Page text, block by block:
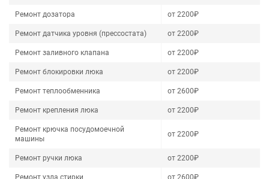
Ремонт дозатора от 2200₽
Ремонт датчика уровня (прессостата) от 2200₽
Ремонт заливного клапана от 2200₽
Ремонт блокировки люка от 2200₽
Ремонт теплообменника от 2600₽
Ремонт крепления люка от 2200₽
Ремонт крючка посудомоечной
машины
от 2200₽
Ремонт ручки люка от 2200₽
Ремонт узла стирки от 2600₽